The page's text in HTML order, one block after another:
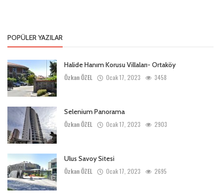
POPÜLER YAZILAR
Halide Hanım Korusu Villaları- Ortaköy
Özkan ÖZEL Ocak 17, 2023 3458
Selenium Panorama
Özkan ÖZEL Ocak 17, 2023 2903
Ulus Savoy Sitesi
Özkan ÖZEL Ocak 17, 2023 2695